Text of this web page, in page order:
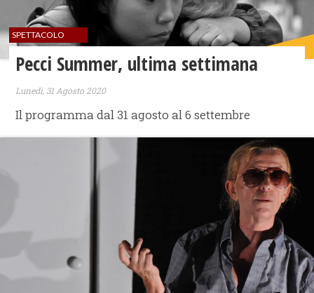
SPETTACOLO
Pecci Summer, ultima settimana
Lunedì, 31 Agosto 2020
Il programma dal 31 agosto al 6 settembre